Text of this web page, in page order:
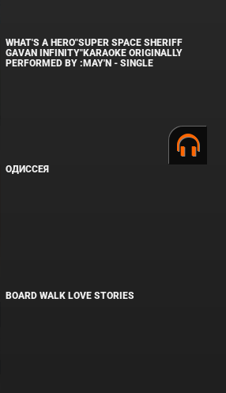
WHAT'S A HERO"SUPER SPACE SHERIFF
GAVAN INFINITY"KARAOKE ORIGINALLY
PERFORMED BY :MAY'N - SINGLE
ОДИССЕЯ
BOARD WALK LOVE STORIES